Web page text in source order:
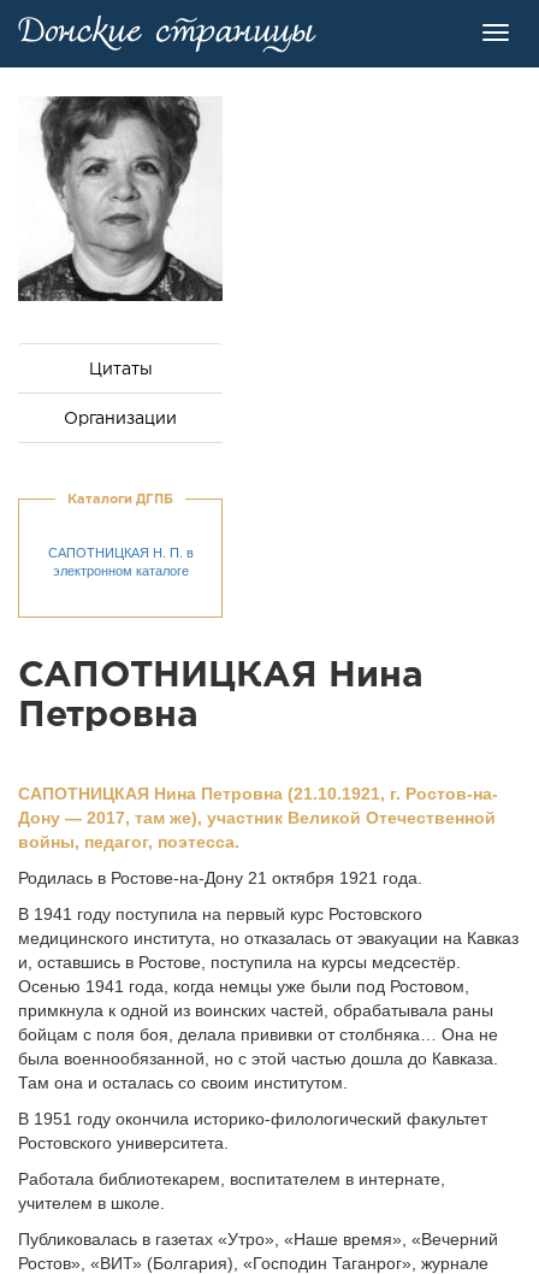
Цитаты
Организации
Каталоги ДГПБ
САПОТНИЦКАЯ Н. П. в
электронном каталоге
САПОТНИЦКАЯ Нина
Петровна
САПОТНИЦКАЯ Нина Петровна (21.10.1921, г. Ростов-на-
Дону — 2017, там же), участник Великой Отечественной
войны, педагог, поэтесса.
Родилась в Ростове-на-Дону 21 октября 1921 года.
В 1941 году поступила на первый курс Ростовского
медицинского института, но отказалась от эвакуации на Кавказ
и, оставшись в Ростове, поступила на курсы медсестёр.
Осенью 1941 года, когда немцы уже были под Ростовом,
примкнула к одной из воинских частей, обрабатывала раны
бойцам с поля боя, делала прививки от столбняка… Она не
была военнообязанной, но с этой частью дошла до Кавказа.
Там она и осталась со своим институтом.
В 1951 году окончила историко-филологический факультет
Ростовского университета.
Работала библиотекарем, воспитателем в интернате,
учителем в школе.
Публиковалась в газетах «Утро», «Наше время», «Вечерний
Ростов», «ВИТ» (Болгария), «Господин Таганрог», журнале